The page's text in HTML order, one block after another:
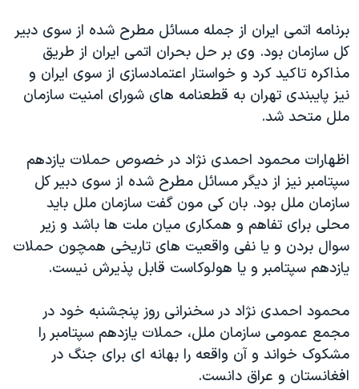
اسرائیل در جنگ
نرگس محمدی برنده جایزه نوبل صلح
همایش محافظه‌کاران آمریکا «سی‌پک»
صفحه‌های ویژه
سفر پرزیدنت ترامپ به چین
برنامه اتمی ايران از جمله مسائل مطرح شده از سوی دبير
کل سازمان بود. وی بر حل بحران اتمی ايران از طريق
مذاکره تاکيد کرد و خواستار اعتمادسازی از سوی ايران و
نيز پايبندی تهران به قطعنامه های شورای امنيت سازمان
ملل متحد شد.
اظهارات محمود احمدی نژاد در خصوص حملات يازدهم
سپتامبر نيز از ديگر مسائل مطرح شده از سوی دبير کل
سازمان ملل بود. بان کی مون گفت سازمان ملل بايد
محلی برای تفاهم و همکاری ميان ملت ها باشد و زير
سوال بردن و يا نفی واقعيت های تاريخی همچون حملات
يازدهم سپتامبر و يا هولوکاست قابل پذيرش نيست.
محمود احمدی نژاد در سخنرانی روز پنجشنبه خود در
مجمع عمومی سازمان ملل، حملات يازدهم سپتامبر را
مشکوک خواند و آن واقعه را بهانه ای برای جنگ در
افغانستان و عراق دانست.